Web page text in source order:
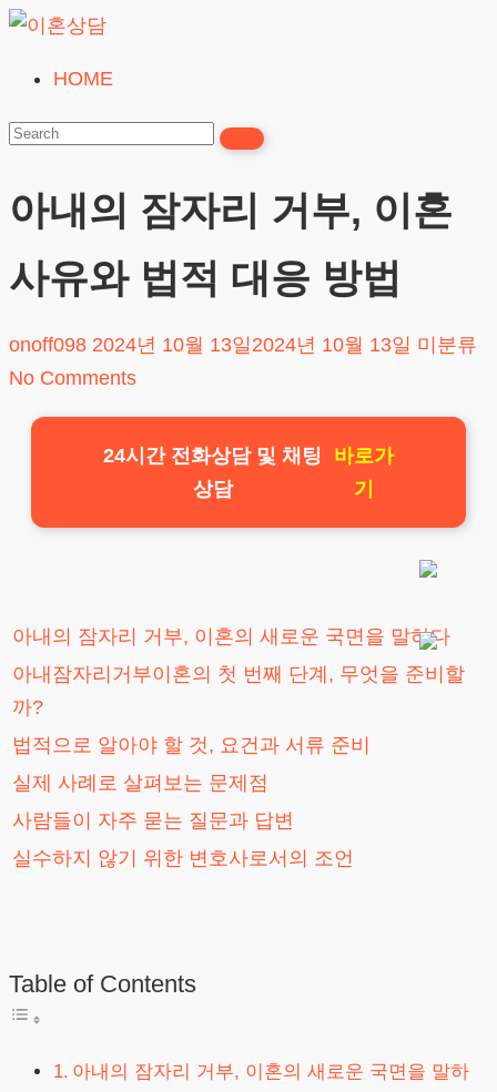
Skip
content
혼
담
HOME
아내의 잠자리 거부, 이혼
사유와 법적 대응 방법
onoff098 2024년 10월 13일 2024년 10월 13일 미분류
No Comments
24시간 전화상담 및 채팅
상담
바로가
기
아내의 잠자리 거부, 이혼의 새로운 국면을 말하다
아내잠자리거부이혼의 첫 번째 단계, 무엇을 준비할
까?
법적으로 알아야 할 것, 요건과 서류 준비
실제 사례로 살펴보는 문제점
사람들이 자주 묻는 질문과 답변
실수하지 않기 위한 변호사로서의 조언
Table of Contents
아내의 잠자리 거부, 이혼의 새로운 국면을 말하